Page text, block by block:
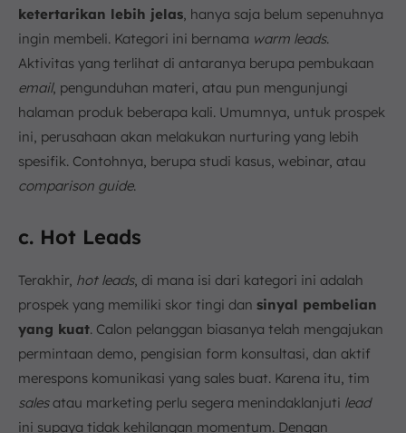
ketertarikan lebih jelas, hanya saja belum sepenuhnya
ingin membeli. Kategori ini bernama warm leads.
Aktivitas yang terlihat di antaranya berupa pembukaan
email, pengunduhan materi, atau pun mengunjungi
halaman produk beberapa kali. Umumnya, untuk prospek
ini, perusahaan akan melakukan nurturing yang lebih
spesifik. Contohnya, berupa studi kasus, webinar, atau
comparison guide.
c. Hot Leads
Terakhir, hot leads, di mana isi dari kategori ini adalah
prospek yang memiliki skor tingi dan sinyal pembelian
yang kuat. Calon pelanggan biasanya telah mengajukan
permintaan demo, pengisian form konsultasi, dan aktif
merespons komunikasi yang sales buat. Karena itu, tim
salesatau marketing perlu segera menindaklanjuti lead
ini supaya tidak kehilangan momentum. Dengan